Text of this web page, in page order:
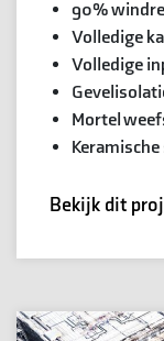
90%
Volledige
Volledige
Mortel
Bekijk dit